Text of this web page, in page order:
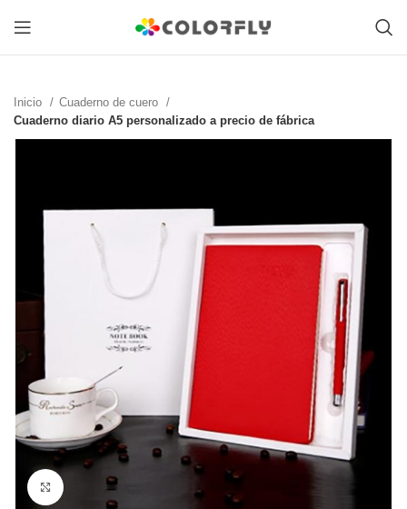
Inicio
Cuaderno de cuero
Cuaderno diario A5 personalizado a precio de fábrica
Haga clic para ampliar